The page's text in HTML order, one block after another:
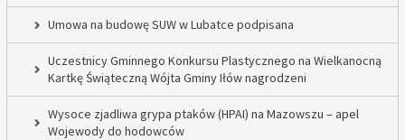
Umowa na budowę SUW w Lubatce podpisana
Uczestnicy Gminnego Konkursu Plastycznego na Wielkanocną
Kartkę Świąteczną Wójta Gminy Iłów nagrodzeni
Wysoce zjadliwa grypa ptaków (HPAI) na Mazowszu – apel
Wojewody do hodowców